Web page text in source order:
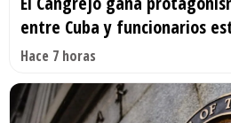
entre Cuba y funcionarios
Hace 7 horas